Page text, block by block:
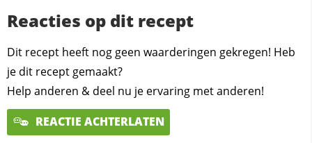
Reacties op dit recept
Dit recept heeft nog geen waarderingen gekregen! Heb
je dit recept gemaakt?
Help anderen & deel nu je ervaring met anderen!
REACTIE ACHTERLATEN